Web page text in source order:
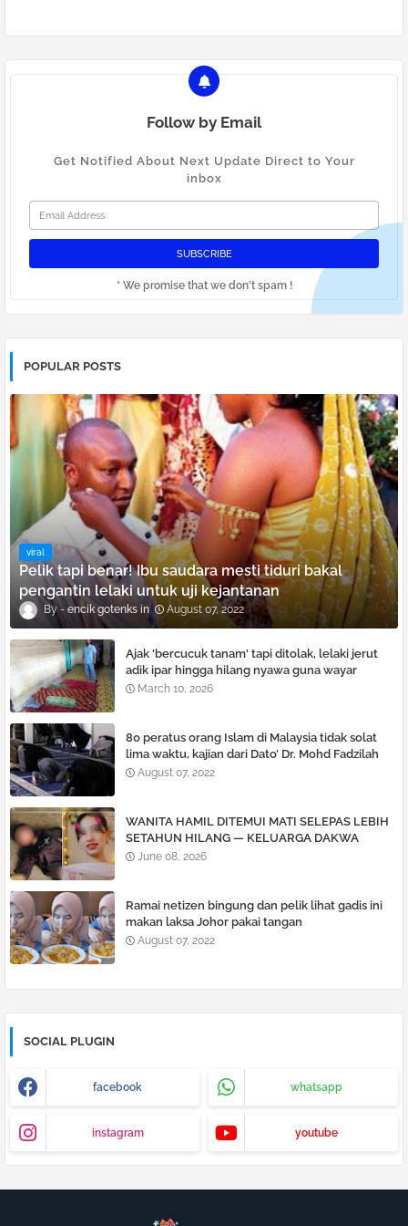
Follow by Email
Get Notified About Next Update Direct to Your
inbox
* We promise that we don't spam !
POPULAR POSTS
viral
Pelik tapi benar! Ibu saudara mesti tiduri bakal
pengantin lelaki untuk uji kejantanan
encik gotenks August 07, 2022
Ajak 'bercucuk tanam' tapi ditolak, lelaki je͏rut
adik ipar hingga hilang nyawa guna wayar
pelurus rambut
March 10, 2026
80 peratus orang Islam di Malaysia tidak solat
lima waktu, kajian dari Dato’ Dr. Mohd Fadzilah
Kamsah
August 07, 2022
WANITA HAMIL DITEMUI MATI SELEPAS LEBIH
SETAHUN HILANG — KELUARGA DAKWA
ADUAN TIDAK DILAYAN, TUNTUT SIASATAN
June 08, 2026
Ramai netizen bingung dan pelik lihat gadis ini
makan laksa Johor pakai tangan
August 07, 2022
SOCIAL PLUGIN
facebook whatsapp
instagram youtube